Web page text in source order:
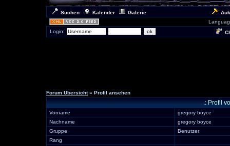
Suchen Kalender Galerie
Login:
Forum Übersicht» Profil ansehen
.: Profil
Vorname
gregory boyce
Nachname
gregory boyce
Gruppe
Benutzer
Rang